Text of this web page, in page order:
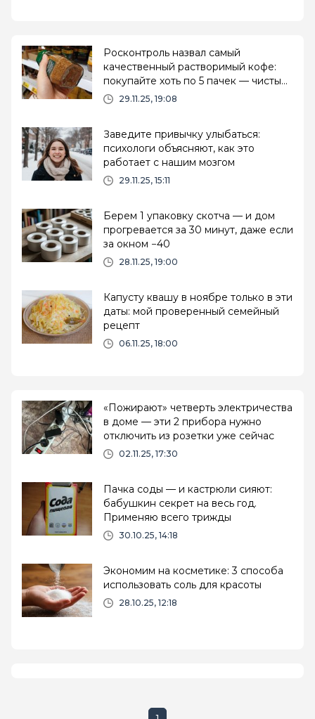
Росконтроль назвал самый
качественный растворимый кофе:
покупайте хоть по 5 пачек — чистый
состав29.11.25, 19:08
Заведите привычку улыбаться:
психологи объясняют, как это
работает с нашим мозгом
29.11.25, 15:11
Берем 1 упаковку скотча — и дом
прогревается за 30 минут, даже если
за окном −40
28.11.25, 19:00
Капусту квашу в ноябре только в эти
даты: мой проверенный семейный
рецепт
06.11.25, 18:00
«Пожирают» четверть электричества
в доме — эти 2 прибора нужно
отключить из розетки уже сейчас
02.11.25, 17:30
Пачка соды — и кастрюли сияют:
бабушкин секрет на весь год.
Применяю всего трижды
30.10.25, 14:18
Экономим на косметике: 3 способа
использовать соль для красоты
28.10.25, 12:18